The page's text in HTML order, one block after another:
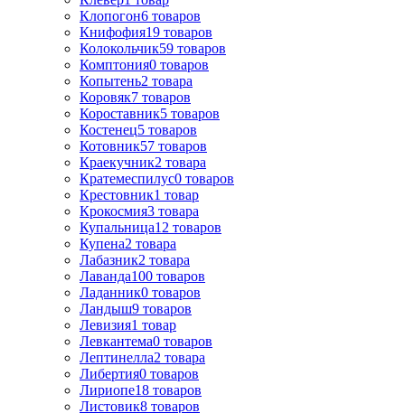
Клопогон6 товаров
Книфофия19 товаров
Колокольчик59 товаров
Комптония0 товаров
Копытень2 товара
Коровяк7 товаров
Короставник5 товаров
Костенец5 товаров
Котовник57 товаров
Краекучник2 товара
Кратемеспилус0 товаров
Крестовник1 товар
Крокосмия3 товара
Купальница12 товаров
Купена2 товара
Лабазник2 товара
Лаванда100 товаров
Ладанник0 товаров
Ландыш9 товаров
Левизия1 товар
Левкантема0 товаров
Лептинелла2 товара
Либертия0 товаров
Лириопе18 товаров
Листовик8 товаров